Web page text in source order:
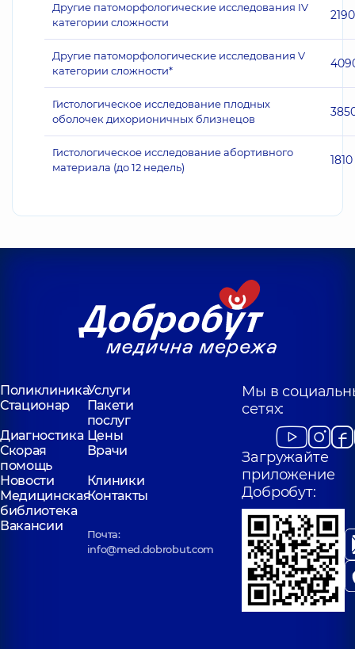
Другие патоморфологические исследования IV
категории сложности
2190
Другие патоморфологические исследования V
категории сложности*
Гистологическое исследование плодных
оболочек дихорионичных близнецов
Гистологическое исследование абортивного
материала (до 12 недель)
1810
ПоликлиникаУслуги
Стационар
Пакети
послуг
Диагностика Цены
Скорая
помощь
Врачи
Новости
Клиники
Медицинская
библиотека
Контакты
Вакансии
Почта:
info@med.dobrobut.com
Мы в
сетях:
Загружайте
приложение
Добробут: